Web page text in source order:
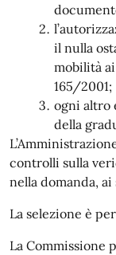
il nulla
mobilità ai
165/2001;
ogni altro
della
controlli sulla
nella domanda, ai
La selezione è
La Commissione